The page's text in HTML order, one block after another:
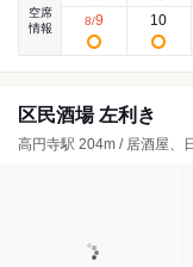
空席
情報
8/9 10
区民酒場 左利き
高円寺駅 204m / 居酒屋、